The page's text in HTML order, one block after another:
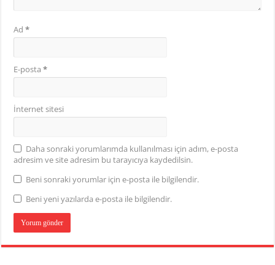
Ad*
E-posta*
İnternet sitesi
Daha sonraki yorumlarımda kullanılması için adım, e-posta
adresim ve site adresim bu tarayıcıya kaydedilsin.
Beni sonraki yorumlar için e-posta ile bilgilendir.
Beni yeni yazılarda e-posta ile bilgilendir.